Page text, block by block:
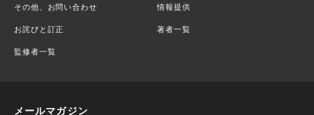
その他、お問い合わせ 情報提供
お詫びと訂正 著者一覧
監修者一覧
メールマガジン